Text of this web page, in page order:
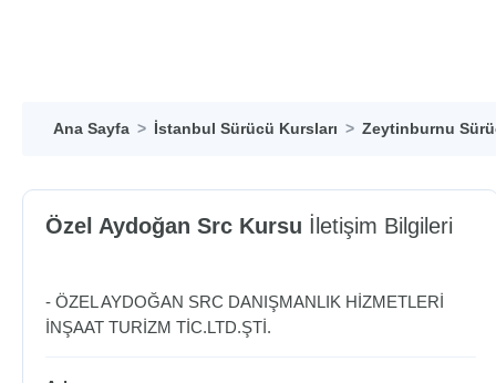
Ana Sayfa İstanbul Sürücü Kursları Zeytinburnu
Özel Aydoğan Src Kursu İletişim Bilgileri
- ÖZEL AYDOĞAN SRC DANIŞMANLIK HİZMETLERİ
İNŞAAT TURİZM TİC.LTD.ŞTİ.